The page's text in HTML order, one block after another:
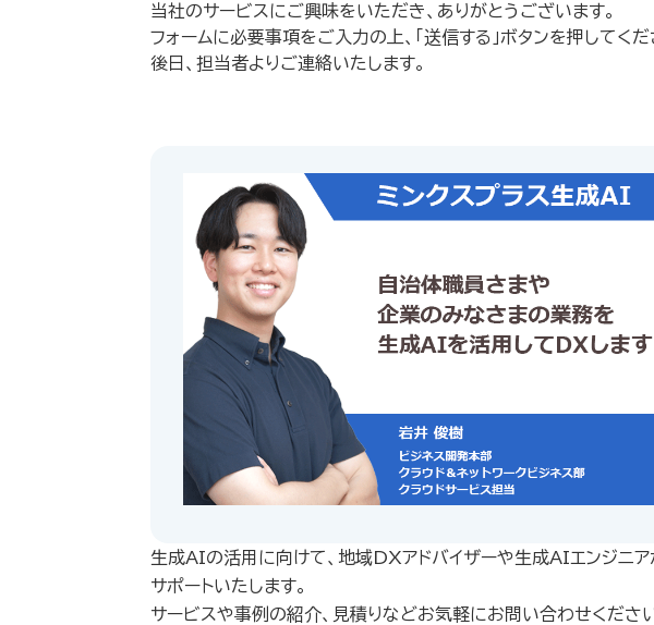
当社のサービスにご興味をいただき、ありがとうございます。
フォームに必要事項をご入力の上、「送信する」ボタンを押してくだ
後日、担当者よりご連絡いたします。
生成AIの活用に向けて、地域DXアドバイザーや生成AIエンジニ
サポートいたします。
サービスや事例の紹介、見積りなどお気軽にお問い合わせください